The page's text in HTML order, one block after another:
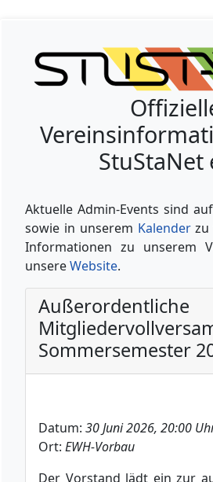
StuStaNet
Aktuelle Admin-Events sind
sowie in unserem Kalenderzu
Informationen zu unserem
unsereWebsite.
Außerordentliche
Sommersemester
Datum: 30 Juni 2026, 20:00
Ort: EWH-Vorbau
Der Vorstand lädt ein zur